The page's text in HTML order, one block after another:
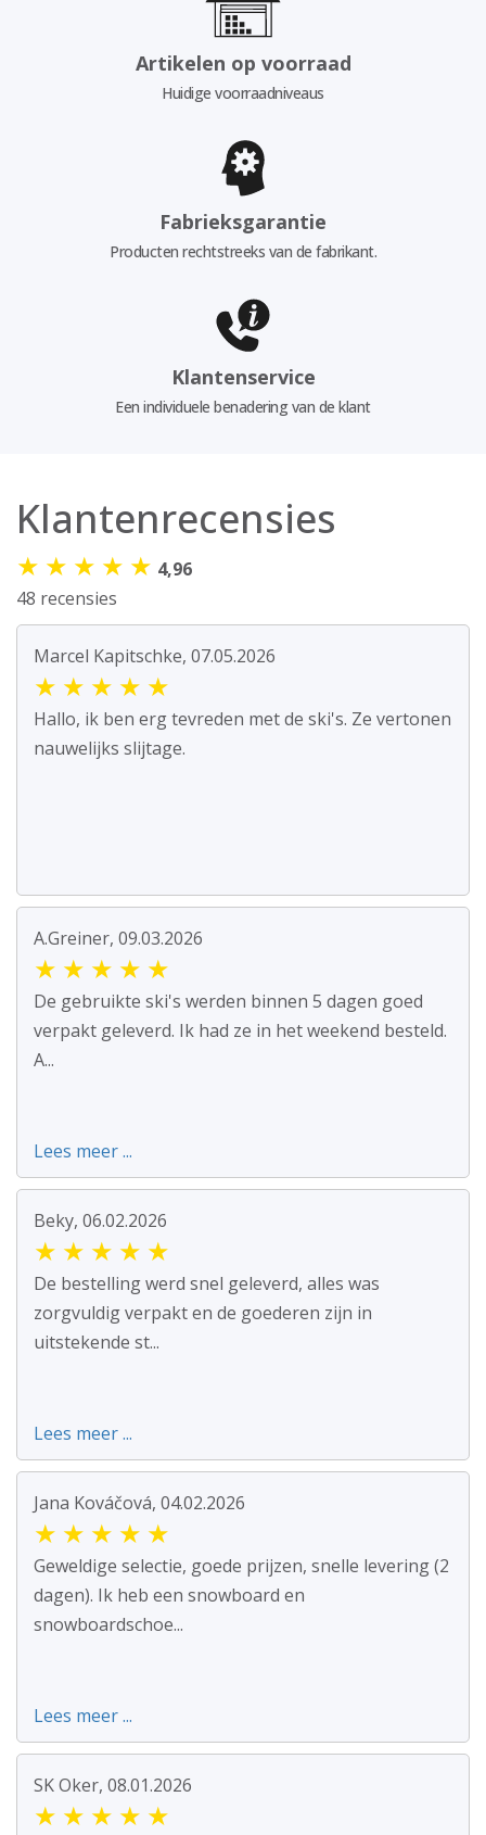
Artikelen op voorraad
Huidige voorraadniveaus
Fabrieksgarantie
Producten rechtstreeks van de fabrikant.
Klantenservice
Een individuele benadering van de klant
Klantenrecensies
★ ★ ★ ★ ★ 4,96
48 recensies
Marcel Kapitschke, 07.05.2026
★ ★ ★ ★ ★
Hallo, ik ben erg tevreden met de ski's. Ze vertonen
nauwelijks slijtage.
A.Greiner, 09.03.2026
★ ★ ★ ★ ★
De gebruikte ski's werden binnen 5 dagen goed
verpakt geleverd. Ik had ze in het weekend besteld.
A...
Lees meer ...
Beky, 06.02.2026
★ ★ ★ ★ ★
De bestelling werd snel geleverd, alles was
zorgvuldig verpakt en de goederen zijn in
uitstekende st...
Lees meer ...
Jana Kováčová, 04.02.2026
★ ★ ★ ★ ★
Geweldige selectie, goede prijzen, snelle levering (2
dagen). Ik heb een snowboard en
snowboardschoe...
Lees meer ...
SK Oker, 08.01.2026
★ ★ ★ ★ ★